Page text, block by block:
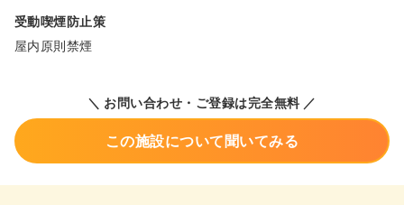
受動喫煙防止策
屋内原則禁煙
＼ お問い合わせ・ご登録は完全無料 ／
この施設について聞いてみる